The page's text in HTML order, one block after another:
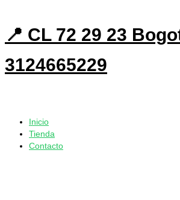
📍 CL 72 29 23
3124665229
Inicio
Tienda
Contacto